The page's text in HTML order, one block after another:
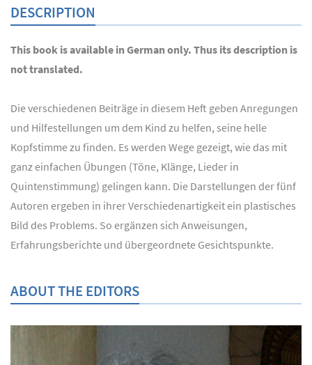
DESCRIPTION
This book is available in German only. Thus its description is
not translated.
Die verschiedenen Beiträge in diesem Heft geben Anregungen
und Hilfestellungen um dem Kind zu helfen, seine helle
Kopfstimme zu finden. Es werden Wege gezeigt, wie das mit
ganz einfachen Übungen (Töne, Klänge, Lieder in
Quintenstimmung) gelingen kann. Die Darstellungen der fünf
Autoren ergeben in ihrer Verschiedenartigkeit ein plastisches
Bild des Problems. So ergänzen sich Anweisungen,
Erfahrungsberichte und übergeordnete Gesichtspunkte.
ABOUT THE EDITORS